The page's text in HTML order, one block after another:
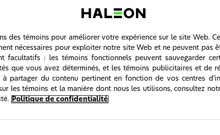
de Produits Sensodyne
offre une gamme de produits spécialement formulés pour
N ° 1 recommandée par les dentistes pour les dents
des témoins pour améliorer votre expérience sur le site Web.
nécessaires pour exploiter notre site Web et ne peuvent pas
facultatifs : les témoins fonctionnels peuvent sauvegarder
que vous avez déterminés, et les témoins publicitaires et de
à partager du contenu pertinent en fonction de vos centres
les témoins et la manière dont nous les utilisons, consultez
Politique de confidentialité